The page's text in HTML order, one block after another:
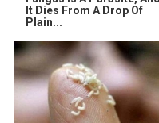
It Dies From A Drop Of
Plain...